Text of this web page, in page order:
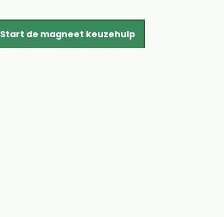
Start de magneet keuzehulp